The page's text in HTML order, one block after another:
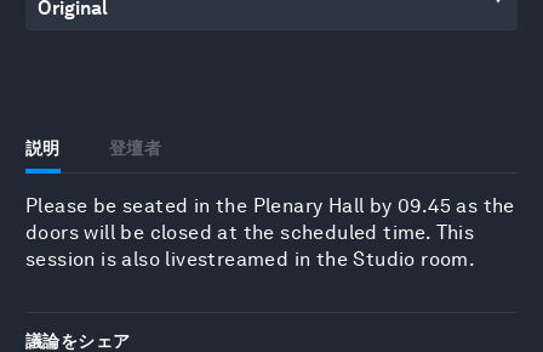
説明 登壇者
Please be seated in the Plenary Hall by 09.45 as the
doors will be closed at the scheduled time. This
session is also livestreamed in the Studio room.
議論をシェア